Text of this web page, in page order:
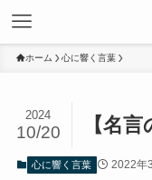
ホーム 心に響く言葉
【名
2024
10/20
心に響く言葉 2022年